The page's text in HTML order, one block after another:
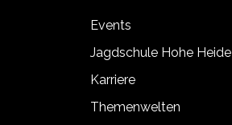
Events
Jagdschule Hohe Heide
Karriere
Themenwelten